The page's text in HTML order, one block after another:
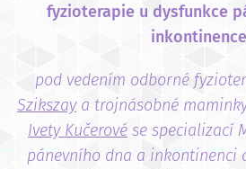
fyzioterapie u dysfunkce
pod vedením odborné
Szikszaya trojnásobné
Ivety Kučerové se specializací
pánevního dna a inkontinenci